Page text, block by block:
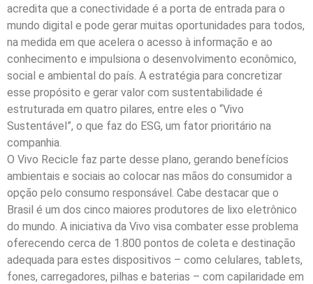
acredita que a conectividade é a porta de entrada para o
mundo digital e pode gerar muitas oportunidades para todos,
na medida em que acelera o acesso à informação e ao
conhecimento e impulsiona o desenvolvimento econômico,
social e ambiental do país. A estratégia para concretizar
esse propósito e gerar valor com sustentabilidade é
estruturada em quatro pilares, entre eles o “Vivo
Sustentável”, o que faz do ESG, um fator prioritário na
companhia.
O Vivo Recicle faz parte desse plano, gerando benefícios
ambientais e sociais ao colocar nas mãos do consumidor a
opção pelo consumo responsável. Cabe destacar que o
Brasil é um dos cinco maiores produtores de lixo eletrônico
do mundo. A iniciativa da Vivo visa combater esse problema
oferecendo cerca de 1.800 pontos de coleta e destinação
adequada para estes dispositivos – como celulares, tablets,
fones, carregadores, pilhas e baterias – com capilaridade em